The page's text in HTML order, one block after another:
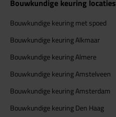
Bouwkundige keuring locaties
Bouwkundige keuring met spoed
Bouwkundige keuring Alkmaar
Bouwkundige keuring Almere
Bouwkundige keuring Amstelveen
Bouwkundige keuring Amsterdam
Bouwkundige keuring Den Haag